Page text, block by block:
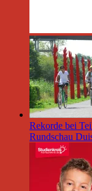
Rekorde bei
Rundschau